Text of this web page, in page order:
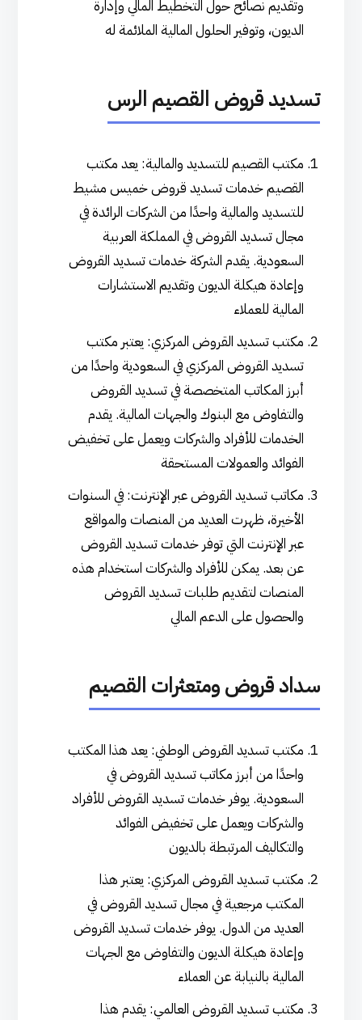
وتقديم نصائح حول التخطيط المالي وإدارة
الديون، وتوفير الحلول المالية الملائمة له
تسديد قروض القصيم الرس
مكتب القصيم للتسديد والمالية: يعد مكتب
القصيم خدمات تسديد قروض خميس مشيط
للتسديد والمالية واحدًا من الشركات الرائدة في
مجال تسديد القروض في المملكة العربية
السعودية. يقدم الشركة خدمات تسديد القروض
وإعادة هيكلة الديون وتقديم الاستشارات
المالية للعملاء
مكتب تسديد القروض المركزي: يعتبر مكتب
تسديد القروض المركزي في السعودية واحدًا من
أبرز المكاتب المتخصصة في تسديد القروض
والتفاوض مع البنوك والجهات المالية. يقدم
الخدمات للأفراد والشركات ويعمل على تخفيض
الفوائد والعمولات المستحقة
مكاتب تسديد القروض عبر الإنترنت: في السنوات
الأخيرة، ظهرت العديد من المنصات والمواقع
عبر الإنترنت التي توفر خدمات تسديد القروض
عن بعد. يمكن للأفراد والشركات استخدام هذه
المنصات لتقديم طلبات تسديد القروض
والحصول على الدعم المالي
سداد قروض ومتعثرات القصيم
مكتب تسديد القروض الوطني: يعد هذا المكتب
واحدًا من أبرز مكاتب تسديد القروض في
السعودية. يوفر خدمات تسديد القروض للأفراد
والشركات ويعمل على تخفيض الفوائد
والتكاليف المرتبطة بالديون
مكتب تسديد القروض المركزي: يعتبر هذا
المكتب مرجعية في مجال تسديد القروض في
العديد من الدول. يوفر خدمات تسديد القروض
وإعادة هيكلة الديون والتفاوض مع الجهات
المالية بالنيابة عن العملاء
مكتب تسديد القروض العالمي: يقدم هذا